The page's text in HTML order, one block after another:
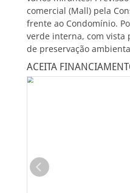
comercial (Mall) pela
frente ao Condomínio.
verde interna, com vista
de preservação
ACEITA